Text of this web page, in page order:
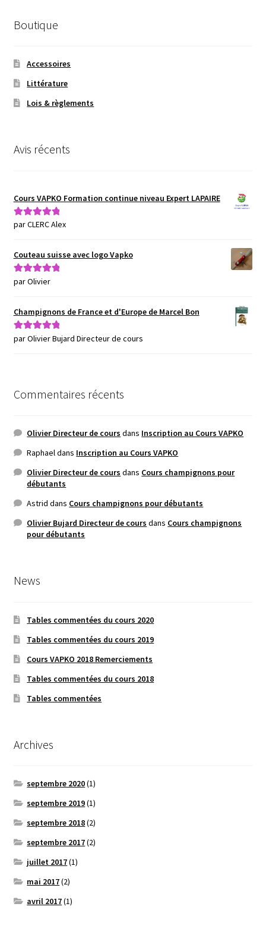
Boutique
Accessoires
Littérature
Lois & règlements
Avis récents
Cours VAPKO Formation continue niveau Expert LAPAIRE
Note5sur 5
par CLERC Alex
Couteau suisse avec logo Vapko
Note5sur 5
par Olivier
Champignons de France et d'Europe de Marcel Bon
Note5sur 5
par Olivier Bujard Directeur de cours
Commentaires récents
Olivier Directeur de cours dans Inscription au Cours VAPKO
Raphaeldans Inscription au Cours VAPKO
Olivier Directeur de cours dans Cours champignons pour
débutants
Astrid dans Cours champignons pour débutants
Olivier Bujard Directeur de cours dans Cours champignons
pour débutants
News
Tables commentées du cours 2020
Tables commentées du cours 2019
Cours VAPKO 2018 Remerciements
Tables commentées du cours 2018
Tables commentées
Archives
septembre 2020(1)
septembre 2019(1)
septembre 2018(2)
septembre 2017(2)
juillet 2017(1)
mai 2017(2)
avril 2017(1)